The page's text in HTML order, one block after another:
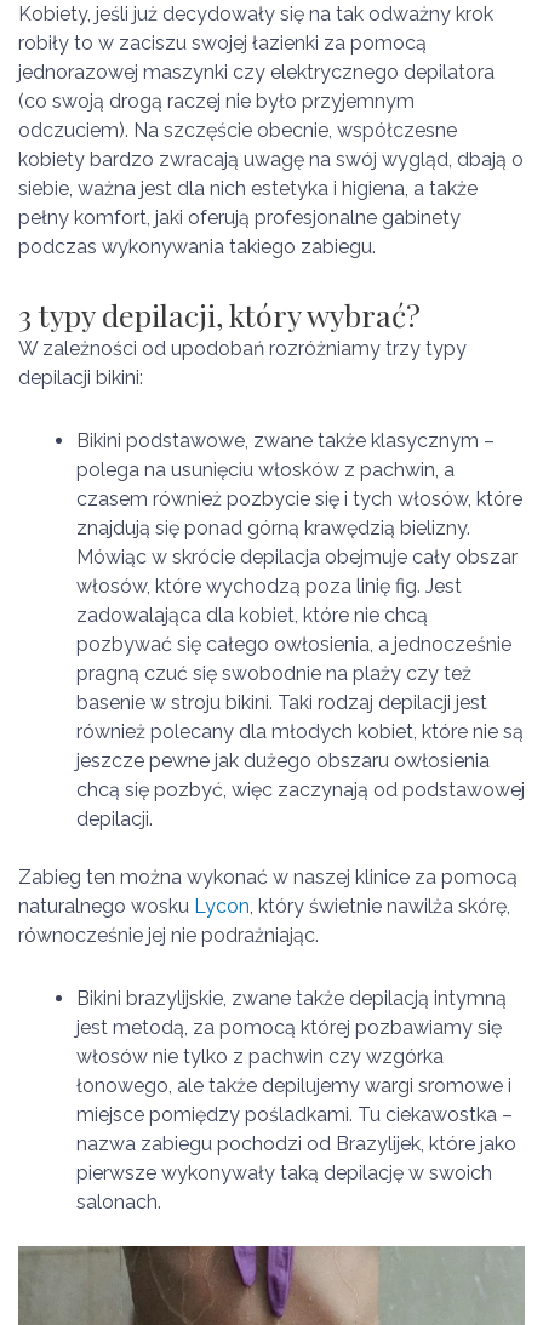
Kobiety, jeśli już decydowały się na tak odważny krok
robiły to w zaciszu swojej łazienki za pomocą
jednorazowej maszynki czy elektrycznego depilatora
(co swoją drogą raczej nie było przyjemnym
odczuciem). Na szczęście obecnie, współczesne
kobiety bardzo zwracają uwagę na swój wygląd, dbają o
siebie, ważna jest dla nich estetyka i higiena, a także
pełny komfort, jaki oferują profesjonalne gabinety
podczas wykonywania takiego zabiegu.
3 typy depilacji, który wybrać?
W zależności od upodobań rozróżniamy trzy typy
depilacji bikini:
Bikini podstawowe, zwane także klasycznym –
polega na usunięciu włosków z pachwin, a
czasem również pozbycie się i tych włosów, które
znajdują się ponad górną krawędzią bielizny.
Mówiąc w skrócie depilacja obejmuje cały obszar
włosów, które wychodzą poza linię fig. Jest
zadowalająca dla kobiet, które nie chcą
pozbywać się całego owłosienia, a jednocześnie
pragną czuć się swobodnie na plaży czy też
basenie w stroju bikini. Taki rodzaj depilacji jest
również polecany dla młodych kobiet, które nie są
jeszcze pewne jak dużego obszaru owłosienia
chcą się pozbyć, więc zaczynają od podstawowej
depilacji.
Zabieg ten można wykonać w naszej klinice za pomocą
naturalnego wosku Lycon , który świetnie nawilża skórę,
równocześnie jej nie podrażniając.
Bikini brazylijskie, zwane także depilacją intymną
jest metodą, za pomocą której pozbawiamy się
włosów nie tylko z pachwin czy wzgórka
łonowego, ale także depilujemy wargi sromowe i
miejsce pomiędzy pośladkami. Tu ciekawostka –
nazwa zabiegu pochodzi od Brazylijek, które jako
pierwsze wykonywały taką depilację w swoich
salonach.